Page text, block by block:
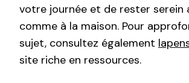
votre journée et de rester serein
comme à la maison. Pour
sujet, consultez également
site riche en ressources.